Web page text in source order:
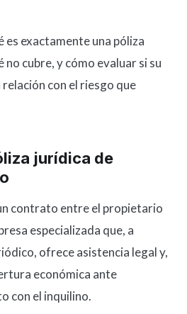
es exactamente una póliza
no cubre, y cómo evaluar si su
con el riesgo que
jurídica de
contrato entre el propietario
especializada que, a
ofrece asistencia legal y,
económica ante
con el inquilino.